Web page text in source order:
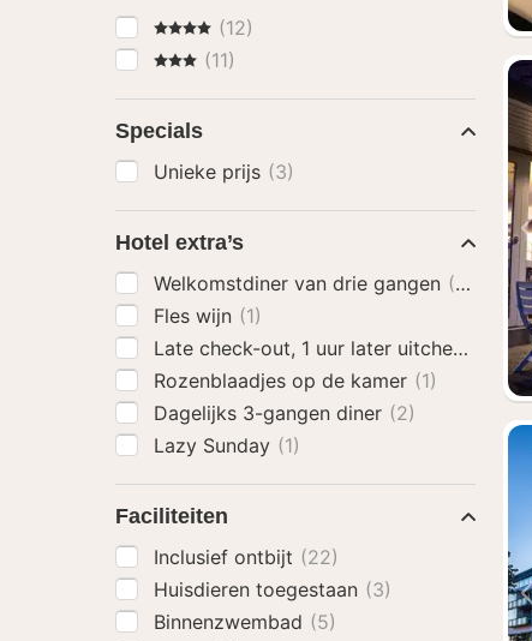
4 Sterren(12)
3 Sterren
(11)
Specials
Unieke prijs (3)
Hotel extra’s
Welkomstdiner van drie gangen (2)
Fles wijn (1)
Late check-out, 1 uur later uitchecken
(1)
Rozenblaadjes op de kamer (1)
Dagelijks 3-gangen diner (2)
Lazy Sunday (1)
Faciliteiten
Inclusief ontbijt (22)
Huisdieren toegestaan (3)
Binnenzwembad (5)